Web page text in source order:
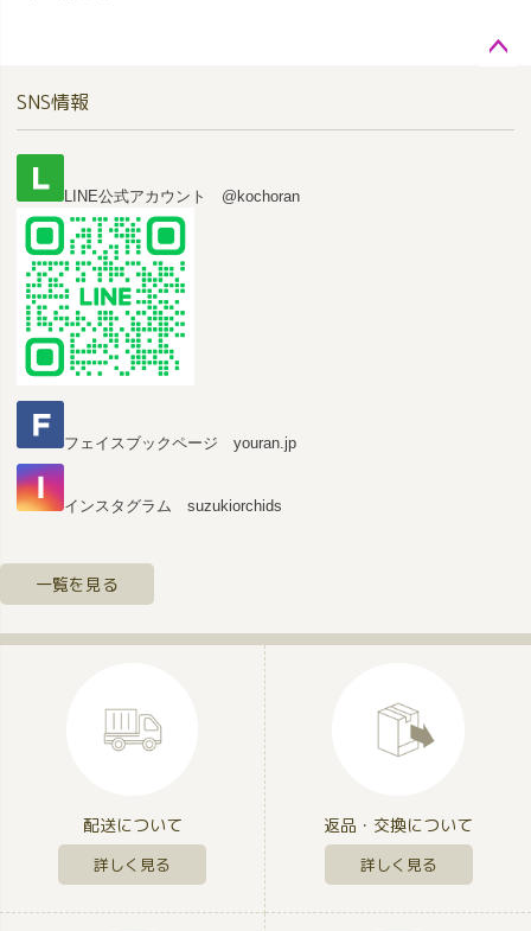
ップ
SNS情報
LINE公式アカウント @kochoran
フェイスブックページ youran.jp
インスタグラム suzukiorchids
一覧を見る
配送について
詳しく見る
返品・交換について
詳しく見る